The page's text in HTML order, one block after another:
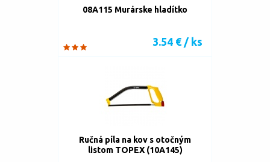
08A115 Murárske hladítko
3.54 € / ks
Ručná píla na kov s otočným
listom TOPEX (10A145)